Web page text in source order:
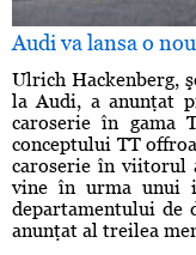
Audi va lansa o
Ulrich Hackenberg,
la Audi, a anunţat
caroserie în gama
conceptului TT
caroserie în viitorul
vine în urma unui
departamentului de
anunţat al treilea